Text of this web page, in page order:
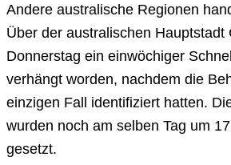
Andere australische Regionen
Über der australischen Hauptstadt
Donnerstag ein einwöchiger
verhängt worden, nachdem die
einzigen Fall identifiziert hatten.
wurden noch am selben Tag um
gesetzt.